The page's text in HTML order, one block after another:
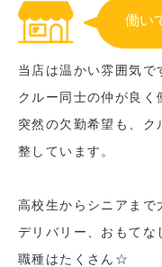
働い
当店は温かい雰囲気で
クルー同士の仲が良
突然の欠勤希望も、ク
整しています。
高校生からシニアまで
デリバリー、おもてな
職種はたくさん☆